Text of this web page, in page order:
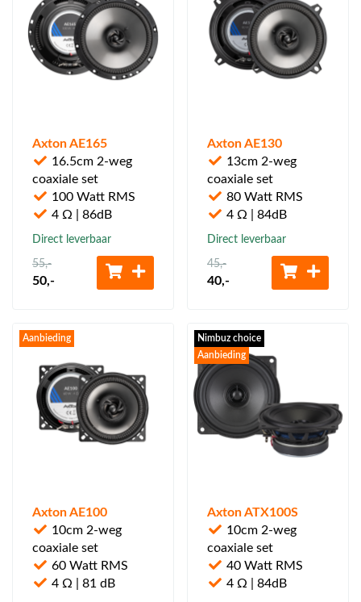
Axton AE165
16.5cm 2-weg
coaxiale set
100 Watt RMS
4 Ω | 86dB
Direct leverbaar
55,-
50,-
Axton AE130
13cm 2-weg
coaxiale set
80 Watt RMS
4 Ω | 84dB
Direct leverbaar
45,-
40,-
Aanbieding
Axton AE100
10cm 2-weg
coaxiale set
60 Watt RMS
4 Ω | 81 dB
Nimbuz choice
Aanbieding
Axton ATX100S
10cm 2-weg
coaxiale set
40 Watt RMS
4 Ω | 84dB